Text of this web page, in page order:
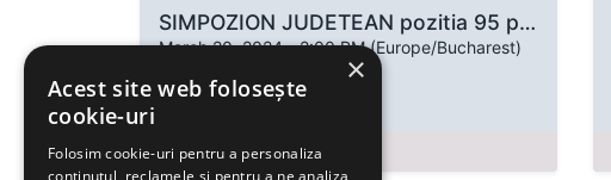
SIMPOZION JUDETEAN pozitia 95 pag17in CAEJ
March 20, 2024-2:00 PM(Europe/Bucharest)
Registrations Closed
×
Acest site web folosește
cookie-uri
Folosim cookie-uri pentru a personaliza
conținutul, reclamele și pentru a ne analiza